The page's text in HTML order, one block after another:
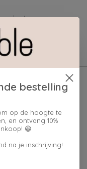
bestelling
op de hoogte te
en ontvang 10%
😀
na je inschrijving!